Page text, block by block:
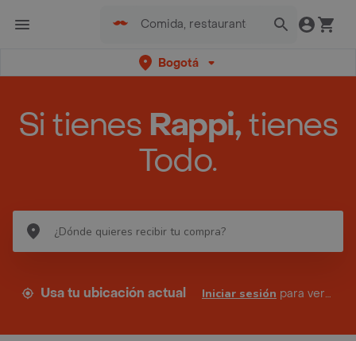
Bogotá
Si tienes Rappi,tienes
Todo.
Usa tu ubicación actual Iniciar sesión para ver tus direcciones